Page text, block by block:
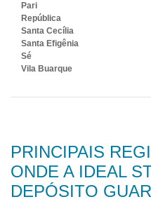
Pari
República
Santa Cecília
Santa Efigênia
Sé
Vila Buarque
PRINCIPAIS
ONDE A IDEAL
DEPÓSITO